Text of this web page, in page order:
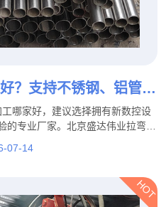
？支持不锈钢、铝管、
定制
哪家好，建议选择拥有新数控设
专业厂家。北京盛达伟业拉弯厂
07-14
HOT